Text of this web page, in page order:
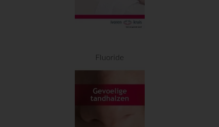
Fluoride